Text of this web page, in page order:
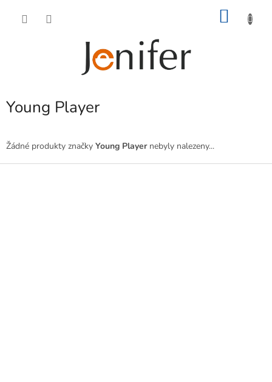
Young Player
Žádné produkty značky Young Playernebyly nalezeny...
Z